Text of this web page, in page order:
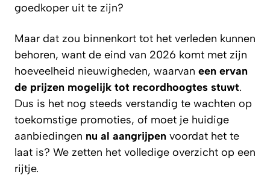
goedkoper uit te zijn?
Maar dat zou binnenkort tot het verleden kunnen
behoren, want de eind van 2026 komt met zijn
hoeveelheid nieuwigheden, waarvan een ervan
de prijzen mogelijk tot recordhoogtes stuwt.
Dus is het nog steeds verstandig te wachten op
toekomstige promoties, of moet je huidige
aanbiedingen nu al aangrijpen voordat het te
laat is? We zetten het volledige overzicht op een
rijtje.